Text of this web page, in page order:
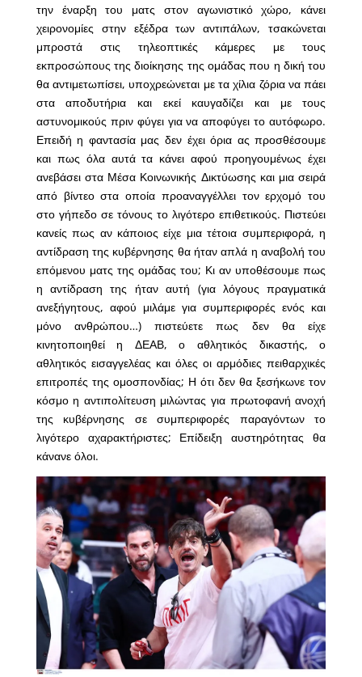
την έναρξη του ματς στον αγωνιστικό χώρο, κάνει
χειρονομίες στην εξέδρα των αντιπάλων, τσακώνεται
μπροστά στις τηλεοπτικές κάμερες με τους
εκπροσώπους της διοίκησης της ομάδας που η δική του
θα αντιμετωπίσει, υποχρεώνεται με τα χίλια ζόρια να πάει
στα αποδυτήρια και εκεί καυγαδίζει και με τους
αστυνομικούς πριν φύγει για να αποφύγει το αυτόφωρο.
Επειδή η φαντασία μας δεν έχει όρια ας προσθέσουμε
και πως όλα αυτά τα κάνει αφού προηγουμένως έχει
ανεβάσει στα Μέσα Κοινωνικής Δικτύωσης και μια σειρά
από βίντεο στα οποία προαναγγέλλει τον ερχομό του
στο γήπεδο σε τόνους το λιγότερο επιθετικούς. Πιστεύει
κανείς πως αν κάποιος είχε μια τέτοια συμπεριφορά, η
αντίδραση της κυβέρνησης θα ήταν απλά η αναβολή του
επόμενου ματς της ομάδας του; Κι αν υποθέσουμε πως
η αντίδραση της ήταν αυτή (για λόγους πραγματικά
ανεξήγητους, αφού μιλάμε για συμπεριφορές ενός και
μόνο ανθρώπου…) πιστεύετε πως δεν θα είχε
κινητοποιηθεί η ΔΕΑΒ, ο αθλητικός δικαστής, ο
αθλητικός εισαγγελέας και όλες οι αρμόδιες πειθαρχικές
επιτροπές της ομοσπονδίας; Η ότι δεν θα ξεσήκωνε τον
κόσμο η αντιπολίτευση μιλώντας για πρωτοφανή ανοχή
της κυβέρνησης σε συμπεριφορές παραγόντων το
λιγότερο αχαρακτήριστες; Επίδειξη αυστηρότητας θα
κάνανε όλοι.